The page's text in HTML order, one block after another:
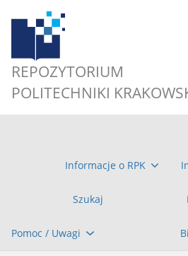
REPOZYTORIUM
POLITECHNIKI
Informacje o RPK
Szukaj
Pomoc / Uwagi